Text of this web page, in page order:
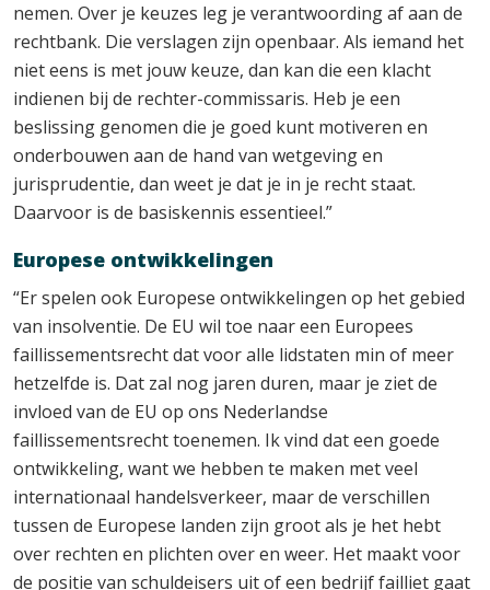
nemen. Over je keuzes leg je verantwoording af aan de
rechtbank. Die verslagen zijn openbaar. Als iemand het
niet eens is met jouw keuze, dan kan die een klacht
indienen bij de rechter-commissaris. Heb je een
beslissing genomen die je goed kunt motiveren en
onderbouwen aan de hand van wetgeving en
jurisprudentie, dan weet je dat je in je recht staat.
Daarvoor is de basiskennis essentieel.”
Europese ontwikkelingen
“Er spelen ook Europese ontwikkelingen op het gebied
van insolventie. De EU wil toe naar een Europees
faillissementsrecht dat voor alle lidstaten min of meer
hetzelfde is. Dat zal nog jaren duren, maar je ziet de
invloed van de EU op ons Nederlandse
faillissementsrecht toenemen. Ik vind dat een goede
ontwikkeling, want we hebben te maken met veel
internationaal handelsverkeer, maar de verschillen
tussen de Europese landen zijn groot als je het hebt
over rechten en plichten over en weer. Het maakt voor
de positie van schuldeisers uit of een bedrijf failliet gaat